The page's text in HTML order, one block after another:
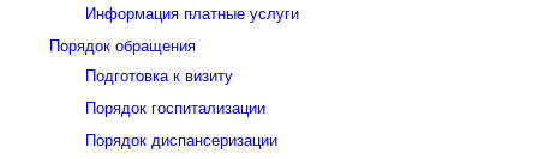
Информация платные услуги
Порядок обращения
Подготовка к визиту
Порядок госпитализации
Порядок диспансеризации